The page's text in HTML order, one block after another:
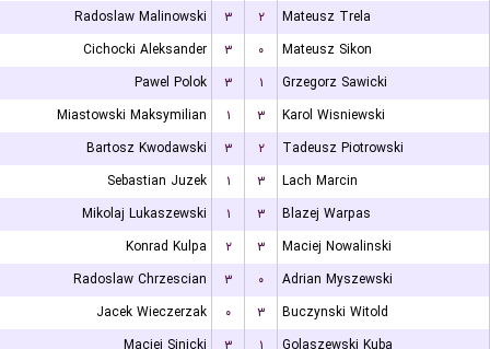
Radoslaw Malinowski
۳ ۲
Mateusz Trela
Cichocki Aleksander
۳ ۰
Mateusz Sikon
Pawel Polok
۳ ۱
Grzegorz Sawicki
Miastowski Maksymilian
۱ ۳
Karol Wisniewski
Bartosz Kwodawski
۳ ۲
Tadeusz Piotrowski
Sebastian Juzek
۱ ۳
Lach Marcin
Mikolaj Lukaszewski
۱ ۳
Blazej Warpas
Konrad Kulpa
۲ ۳
Maciej Nowalinski
Radoslaw Chrzescian
۳ ۰
Adrian Myszewski
Jacek Wieczerzak
۰ ۳
Buczynski Witold